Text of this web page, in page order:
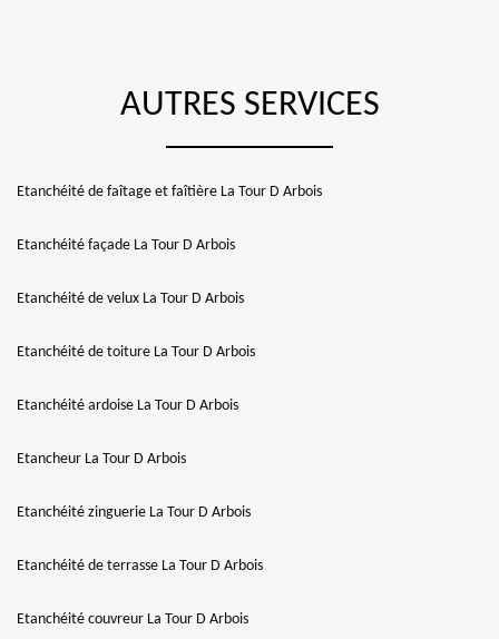
AUTRES SERVICES
Etanchéité de faîtage et faîtière La Tour D Arbois
Etanchéité façade La Tour D Arbois
Etanchéité de velux La Tour D Arbois
Etanchéité de toiture La Tour D Arbois
Etanchéité ardoise La Tour D Arbois
Etancheur La Tour D Arbois
Etanchéité zinguerie La Tour D Arbois
Etanchéité de terrasse La Tour D Arbois
Etanchéité couvreur La Tour D Arbois